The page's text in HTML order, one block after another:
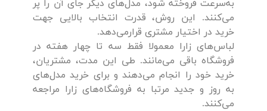
به‌سرعت فروخته شود، مدل‌های دیگر جای آن را پر
می‌کنند. این روش، قدرت انتخاب بالایی جهت
خرید در اختیار مشتری قرار‌می‌دهد.
لباس‌های زارا معمولا فقط سه تا چهار هفته در
فروشگاه باقی می‌مانند. طی این مدت، مشتریان،
خرید خود را انجام می‌دهند و برای خرید مدل‌های
به روز و جدید مرتبا به فروشگاه‌های زارا مراجعه
می‌کنند.